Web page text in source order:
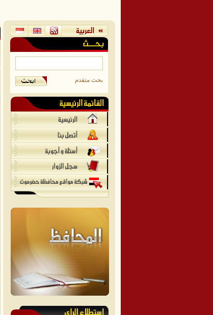
بحث متقدم